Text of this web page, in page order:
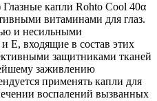
капли Rohto Cool 40α
витаминами для глаз.
и несильными
E, входящие в состав этих
защитниками тканей
заживлению
применять капли для
воспалений вызванных